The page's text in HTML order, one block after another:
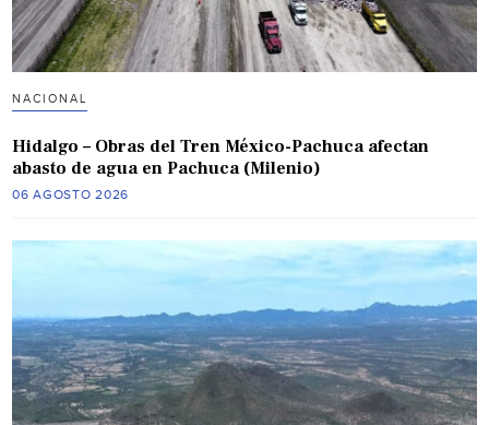
NACIONAL
Hidalgo – Obras del Tren México-Pachuca afectan
abasto de agua en Pachuca (Milenio)
06 AGOSTO 2026